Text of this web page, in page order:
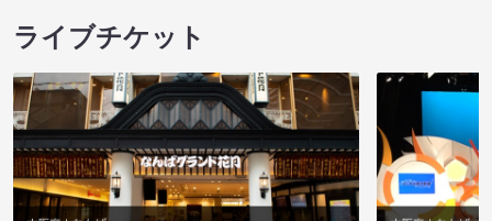
ライブチケット